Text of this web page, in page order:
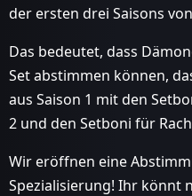
der ersten drei Saisons
Das bedeutet, dass
Set abstimmen können,
aus Saison 1 mit den
2 und den Setboni für
Wir eröffnen eine
Spezialisierung! Ihr könnt